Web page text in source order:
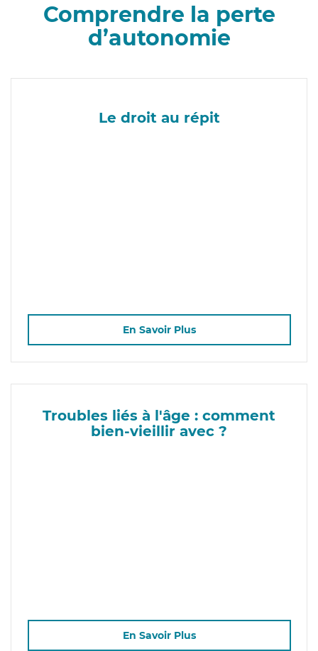
Comprendre la perte
d’autonomie
Le droit au répit
En Savoir Plus
Troubles liés à l'âge : comment
bien-vieillir avec ?
En Savoir Plus